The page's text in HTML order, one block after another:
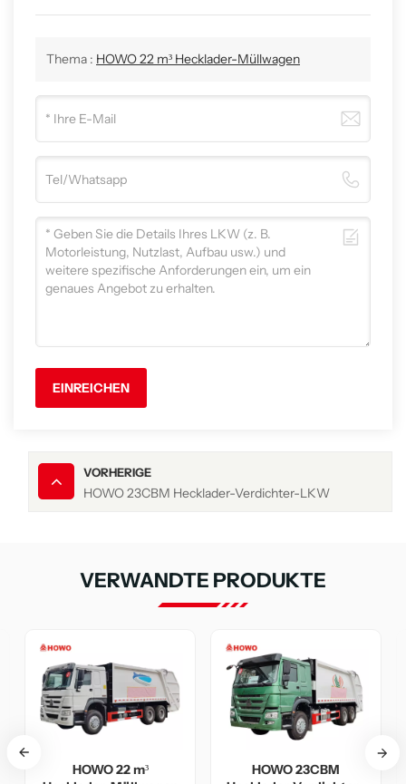
Thema : HOWO 22 m³ Hecklader-Müllwagen
EINREICHEN
VORHERIGE
HOWO 23CBM Hecklader-Verdichter-LKW
VERWANDTE PRODUKTE
HOWO 23CBM
HOWO Schwerlast-